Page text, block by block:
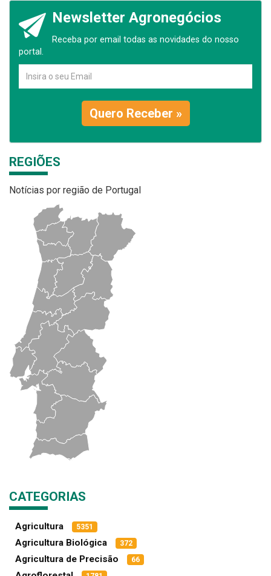
Newsletter Agronegócios
Receba por email todas as novidades do nosso
portal.
Quero Receber »
REGIÕES
Notícias por região de Portugal
CATEGORIAS
Agricultura 5351
Agricultura Biológica 372
Agricultura de Precisão 66